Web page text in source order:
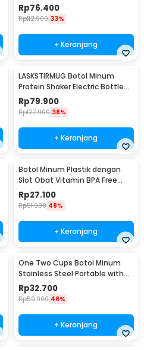
Free 400ml - K623
Rp76.400
Rp112.900 33%
+ Keranjang
LASKSTIRMUG Botol Minum
Protein Shaker Electric Bottle
BPA Free 480ml - 1505
Rp79.900
Rp127.900 38%
+ Keranjang
Botol Minum Plastik dengan
Slot Obat Vitamin BPA Free
600ml - 830
Rp27.100
Rp51.900 48%
+ Keranjang
One Two Cups Botol Minum
Stainless Steel Portable with
Carabiner 750ml - GBD
Rp32.700
Rp59.900 46%
+ Keranjang